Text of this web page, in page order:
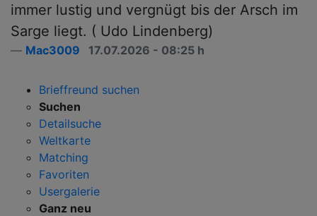
immer lustig und vergnügt bis der Arsch im
Sarge liegt. ( Udo Lindenberg)
Mac3009 17.07.2026 - 08:25 h
Brieffreund suchen
Suchen
Detailsuche
Weltkarte
Matching
Favoriten
Usergalerie
Ganz neu